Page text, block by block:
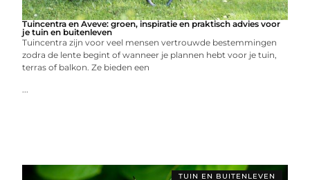
Tuincentra en Aveve: groen, inspiratie en praktisch advies voor
je tuin en buitenleven
Tuincentra zijn voor veel mensen vertrouwde bestemmingen
zodra de lente begint of wanneer je plannen hebt voor je tuin,
terras of balkon. Ze bieden een
...
TUIN EN BUITENLEVEN